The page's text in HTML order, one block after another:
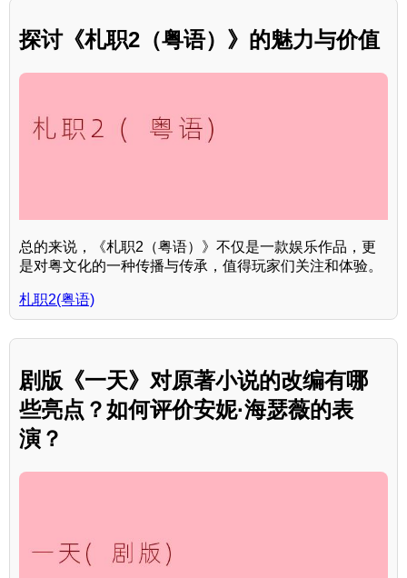
探讨《札职2（粤语）》的魅力与价值
总的来说，《札职2（粤语）》不仅是一款娱乐作品，更
是对粤文化的一种传播与传承，值得玩家们关注和体验。
札职2(粤语)
剧版《一天》对原著小说的改编有哪
些亮点？如何评价安妮·海瑟薇的表
演？